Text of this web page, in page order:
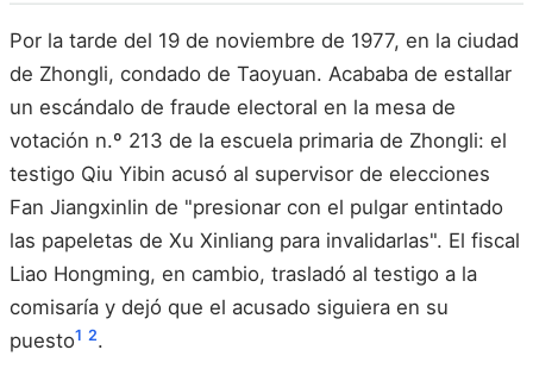
Por la tarde del 19 de noviembre de 1977, en la ciudad
de Zhongli, condado de Taoyuan. Acababa de estallar
un escándalo de fraude electoral en la mesa de
votación n.º 213 de la escuela primaria de Zhongli: el
testigo Qiu Yibin acusó al supervisor de elecciones
Fan Jiangxinlin de "presionar con el pulgar entintado
las papeletas de Xu Xinliang para invalidarlas". El fiscal
Liao Hongming, en cambio, trasladó al testigo a la
comisaría y dejó que el acusado siguiera en su
puesto1 2.